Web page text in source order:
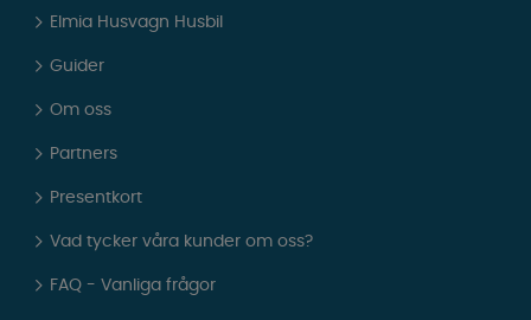
Elmia Husvagn Husbil
Guider
Om oss
Partners
Presentkort
Vad tycker våra kunder om oss?
FAQ - Vanliga frågor